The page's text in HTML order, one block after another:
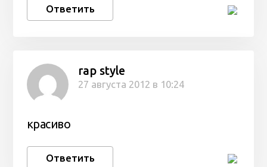
Ответить
rap style
27 августа 2012 в 10:24
красиво
Ответить